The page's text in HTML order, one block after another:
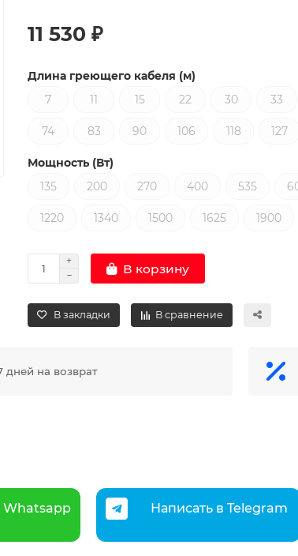
11 530 ₽
Длина греющего кабеля (м)
7
11 15 22 30 33
74 83 90 106 118 127
Мощность (Вт)
135
200 270 400 535
1220 1340 1500 1625 1900
В корзину
В закладки В сравнение
дней на возврат
Whatsapp Написать в Telegram